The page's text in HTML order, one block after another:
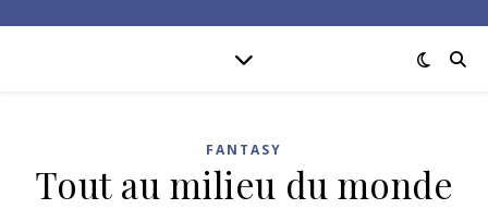
FANTASY
Tout au milieu du monde